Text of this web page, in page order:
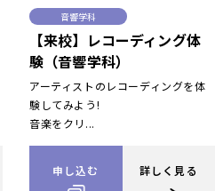
音響学科
【来校】レコーディング体
験（音響学科）
アーティストのレコーディングを体
験してみよう!
音楽をクリ...
申し込む 詳しく見る